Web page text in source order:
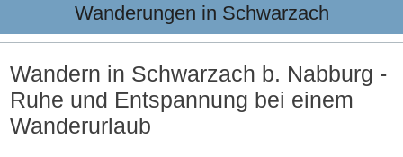
Wanderungen in Schwarzach
Wandern in Schwarzach b. Nabburg -
Ruhe und Entspannung bei einem
Wanderurlaub